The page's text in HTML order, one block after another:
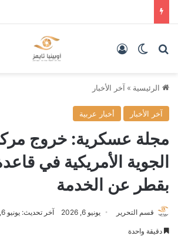
بحث عنالوضع المظلم
الرئيسية » آخر الأخبار
آخر الأخبار أخبار عربية
مجلة عسكرية: خروج
الجوية الأمريكية في
بقطر عن الخدمة
قسم التحرير يونيو 6, 2026 آخر تحديث: يونيو 6, 2026
دقيقة واحدة